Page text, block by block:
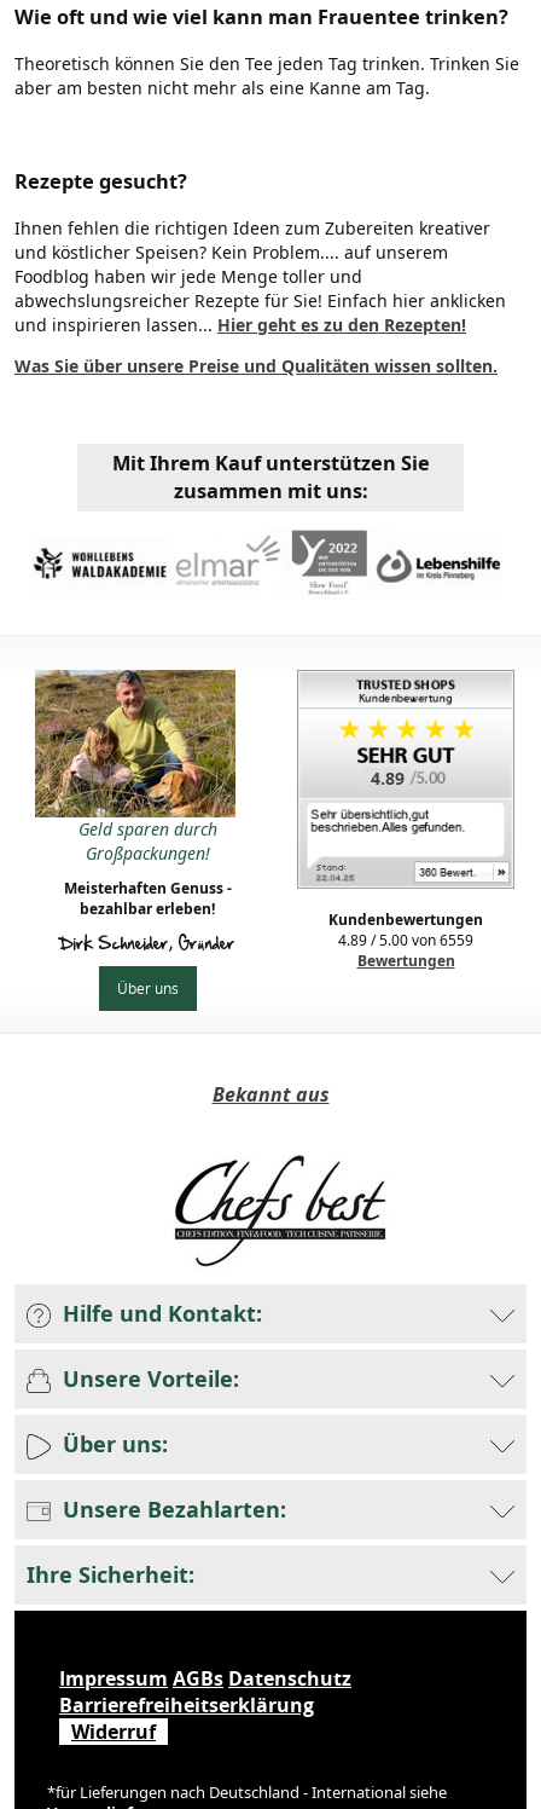
Wie oft und wie viel kann man Frauentee trinken?
Theoretisch können Sie den Tee jeden Tag trinken. Trinken Sie
aber am besten nicht mehr als eine Kanne am Tag.
Rezepte gesucht?
Ihnen fehlen die richtigen Ideen zum Zubereiten kreativer
und köstlicher Speisen? Kein Problem.... auf unserem
Foodblog haben wir jede Menge toller und
abwechslungsreicher Rezepte für Sie! Einfach hier anklicken
und inspirieren lassen... Hier geht es zu den Rezepten!
Was Sie über unsere Preise und Qualitäten wissen sollten.
Mit Ihrem Kauf unterstützen Sie
zusammen mit uns:
Geld sparen durch
Großpackungen!
Meisterhaften Genuss -
bezahlbar erleben!
Dirk Schneider, Gründer
Über uns
4.89
Kundenbewertungen
4.89/5.00von6559
Bewertungen
Bekannt aus
Hilfe und Kontakt:
Unsere Vorteile:
Über uns:
Unsere Bezahlarten:
Ihre Sicherheit:
Impressum AGBs Datenschutz
Barrierefreiheitserklärung
Widerruf
*für Lieferungen nach Deutschland - International siehe